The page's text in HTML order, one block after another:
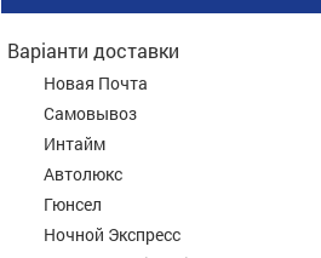
Варіанти доставки
Новая Почта
Самовывоз
Интайм
Автолюкс
Гюнсел
Ночной Экспресс